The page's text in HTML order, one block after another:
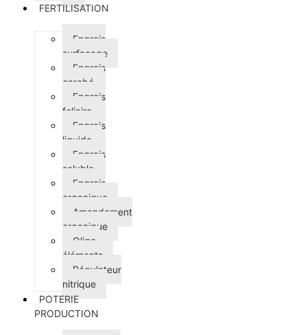
FERTILISATION
Engrais
surfaçage
Engrais
enrobé
Engrais
foliaire
Engrais
liquide
Engrais
soluble
Engrais
organique
Amendement
organique
Oligo-
éléments
Régulateur
nitrique
POTERIE
PRODUCTION